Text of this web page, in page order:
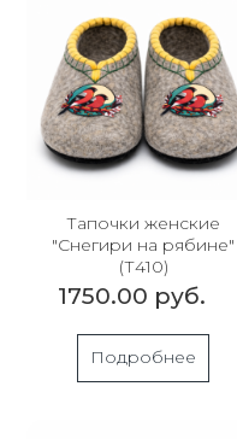
Тапочки женские
"Снегири на рябине"
(Т410)
1750.00 руб.
Подробнее